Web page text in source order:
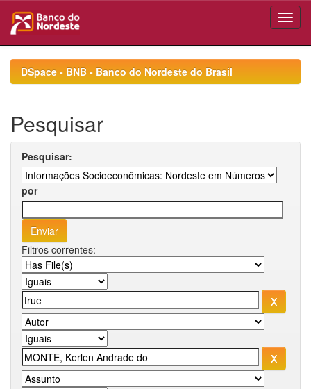
navigationDSpace - BNB - Banco do Nordeste do Brasil
Pesquisar
Pesquisar:
por
Filtros correntes: